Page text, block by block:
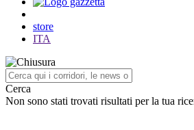
store
ITA
Cerca
Non sono stati trovati risultati per la tua